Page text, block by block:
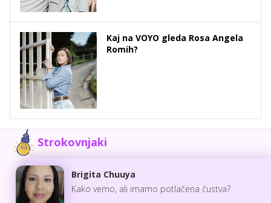
Kaj na VOYO gleda Rosa Angela
Romih?
Strokovnjaki
Brigita Chuuya
Kako vemo, ali imamo potlačena čustva?